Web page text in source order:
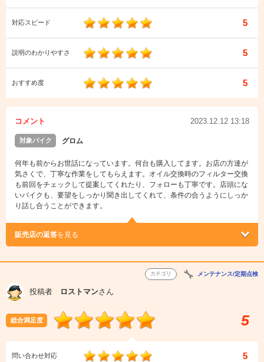
対応スピード 5
説明のわかりやすさ 5
おすすめ度 5
コメント 2023.12.12 13:18
対象バイク グロム
何年も前からお世話になっています。何台も購入してます。お店の方達が
気さくで、丁寧な作業をしてもらえます。オイル交換時のフィルター交換
も前回をチェックして提案してくれたり、フォローも丁寧です。店頭にな
いバイクも、要望をしっかり聞き出してくれて、条件の合うようにしっか
り話し合うことができます。
販売店の返答を見る
カテゴリ メンテナンス/定期点検
投稿者 ロストマンさん
総合満足度 5
問い合わせ対応 5